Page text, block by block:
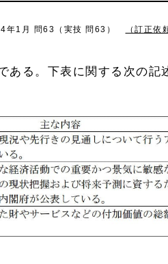
年1月 問63（実技 問63） （訂正依
ある。下表に関する次の記